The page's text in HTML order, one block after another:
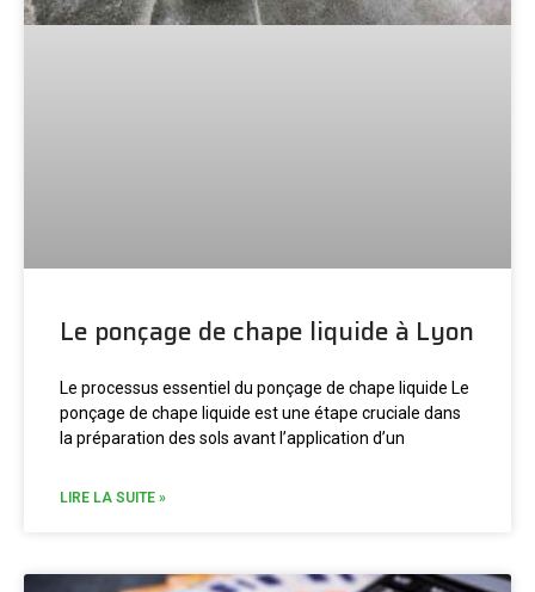
Le ponçage de chape liquide à Lyon
Le processus essentiel du ponçage de chape liquide Le
ponçage de chape liquide est une étape cruciale dans
la préparation des sols avant l’application d’un
LIRE LA SUITE »